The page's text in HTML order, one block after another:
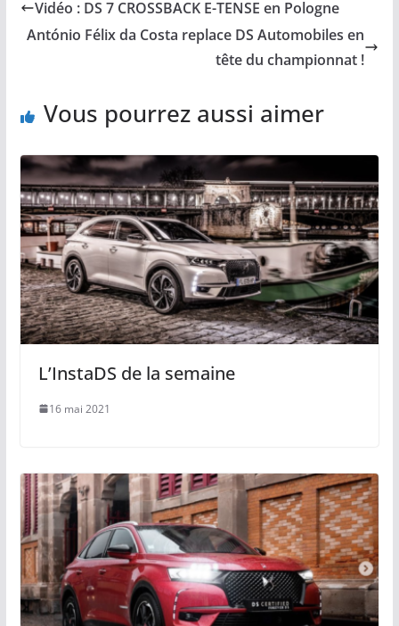
Vidéo : DS 7 CROSSBACK E-TENSE en Pologne
António Félix da Costa replace DS Automobiles en
tête du championnat !
Vous pourrez aussi aimer
L’InstaDS de la semaine
16 mai 2021